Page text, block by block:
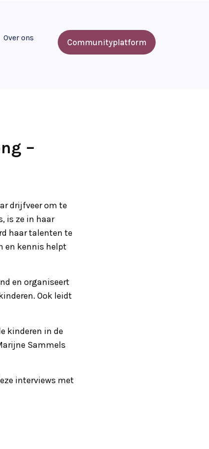
Over ons Communityplatform
–
drijfveer om te
is ze in haar
haar talenten te
en kennis helpt
en organiseert
Ook leidt
kinderen in de
Sammels
interviews met